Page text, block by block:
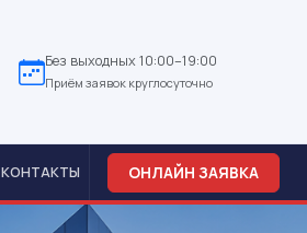
Без выходных 10:00–19:00
Приём заявок круглосуточно
КОНТАКТЫ ОНЛАЙН ЗАЯВКА